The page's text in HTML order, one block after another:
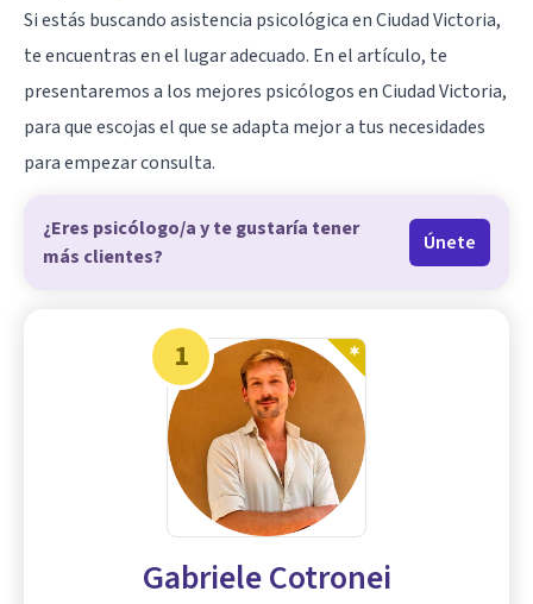
Si estás buscando asistencia psicológica en Ciudad Victoria,
te encuentras en el lugar adecuado. En el artículo, te
presentaremos a los mejores psicólogos en Ciudad Victoria,
para que escojas el que se adapta mejor a tus necesidades
para empezar consulta.
¿Eres psicólogo/a y te gustaría tener
más clientes?
Únete
1
Gabriele Cotronei